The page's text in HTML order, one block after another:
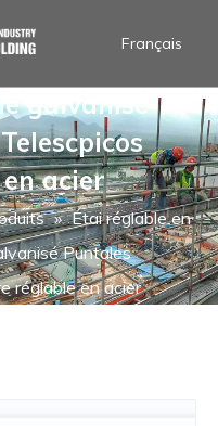
Français
Español
Português
ไทย
English
galvanisé
acier
» Étai réglable en
Puntales
réglable en acier